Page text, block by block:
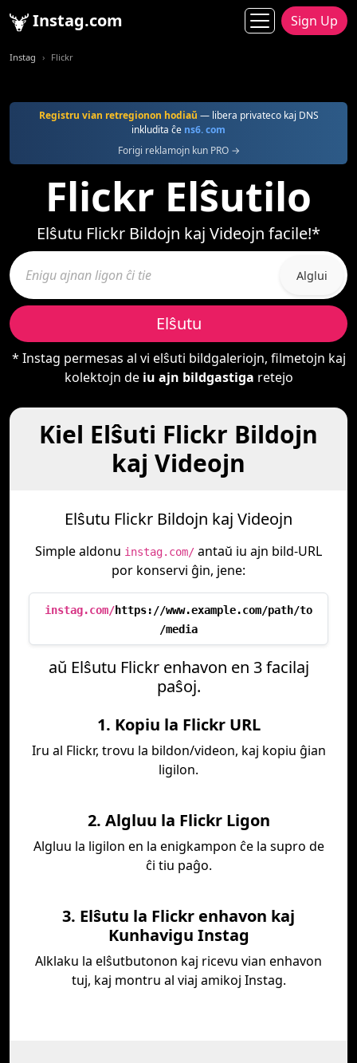
Instag.com Sign Up
Instag Flickr
Registru vian retregionon hodiaŭ — libera privateco kaj DNS
inkludita ĉe ns6. com
Forigi reklamojn kun PRO →
Flickr Elŝutilo
Elŝutu Flickr Bildojn kaj Videojn facile!*
Alglui
Elŝutu
* Instag permesas al vi elŝuti bildgaleriojn, filmetojn kaj
kolektojn de iu ajn bildgastiga retejo
Kiel Elŝuti Flickr Bildojn
kaj Videojn
Elŝutu Flickr Bildojn kaj Videojn
Simple aldonu instag.com/ antaŭ iu ajn bild-URL
por konservi ĝin, jene:
instag.com/https://www.example.com/path/to
/media
aŭ Elŝutu Flickr enhavon en 3 facilaj
paŝoj.
1. Kopiu la Flickr URL
Iru al Flickr, trovu la bildon/videon, kaj kopiu ĝian
ligilon.
2. Algluu la Flickr Ligon
Algluu la ligilon en la enigkampon ĉe la supro de
ĉi tiu paĝo.
3. Elŝutu la Flickr enhavon kaj
Kunhavigu Instag
Alklaku la elŝutbutonon kaj ricevu vian enhavon
tuj, kaj montru al viaj amikoj Instag.